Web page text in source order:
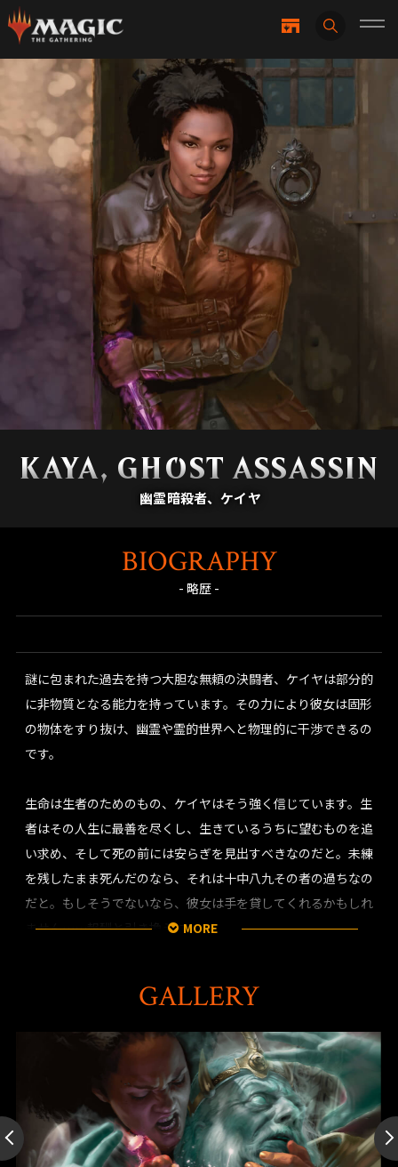
KAYA, GHOST ASSASSIN
幽霊暗殺者、ケイヤ
BIOGRAPHY
- 略歴 -
謎に包まれた過去を持つ大胆な無頼の決闘者、ケイヤは部分的
に非物質となる能力を持っています。その力により彼女は固形
の物体をすり抜け、幽霊や霊的世界へと物理的に干渉できるの
です。
生命は生者のためのもの、ケイヤはそう強く信じています。生
者はその人生に最善を尽くし、生きているうちに望むものを追
い求め、そして死の前には安らぎを見出すべきなのだと。未練
を残したまま死んだのなら、それは十中八九その者の過ちなの
だと。もしそうでないなら、彼女は手を貸してくれるかもしれ
ません……報酬と引き換えに。
の前君主であるブレイゴ王を暗殺しました。彼女の行動はマル
チェッサを権力の座へと押し上げ、そして都市の現在の混乱を
もたらしました。ですがそれは同時に、誰もが玉座を手に入れ
られるのだと示すことになり、古より続くパリアノの政治的秩
序は揺らいでいます。
MORE
GALLERY